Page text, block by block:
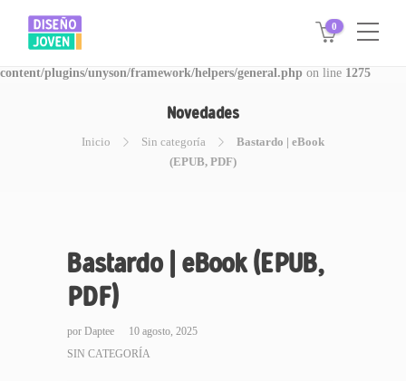
Warning: Invalid argument supplied for foreach() in
/www/disegnojoven.com.ar/htdocs/wp-
content/plugins/unyson/framework/helpers/general.php on line 1275
0
Novedades
Inicio Sin categoría
Bastardo | eBook
(EPUB, PDF)
Bastardo | eBook (EPUB,
PDF)
por Daptee
10 agosto, 2025
SIN CATEGORÍA